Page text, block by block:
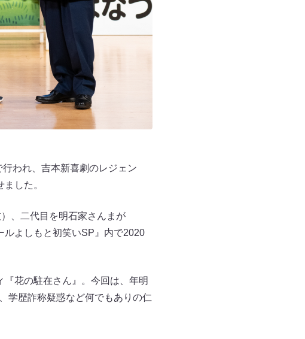
われ、吉本新喜劇のレジェン
した。
、二代目を明石家さんまが
ルよしもと初笑いSP』内で2020
『花の駐在さん』。今回は、年明
学歴詐称疑惑など何でもありの仁